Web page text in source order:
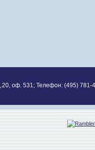
оф. 531; Телефон: (495)